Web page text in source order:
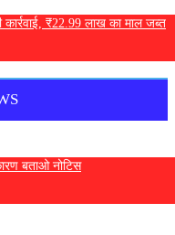
₹22.99 लाख का माल जब्त
बताओ नोटिस